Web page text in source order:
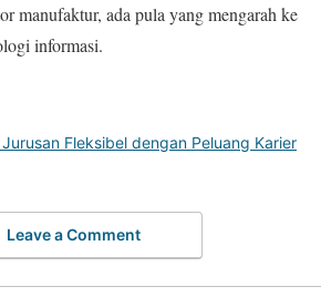
manufaktur, ada pula yang mengarah ke
informasi.
Fleksibel dengan Peluang Karier
Leave a Comment